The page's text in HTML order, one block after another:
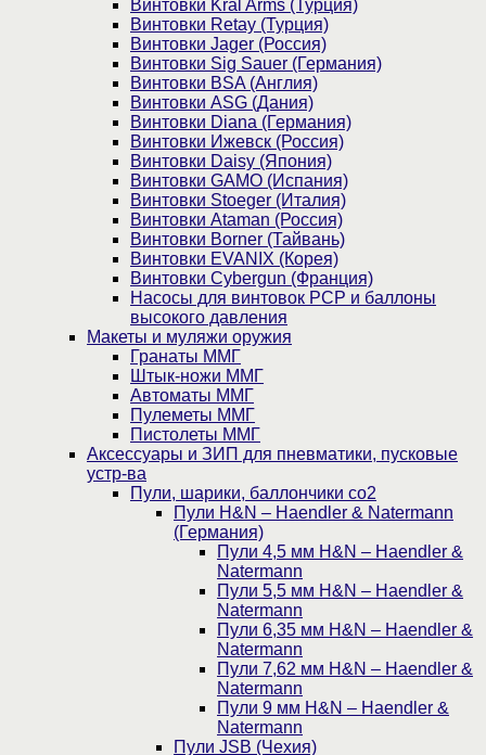
Винтовки Kral Arms (Турция)
Винтовки Retay (Турция)
Винтовки Jager (Россия)
Винтовки Sig Sauer (Германия)
Винтовки BSA (Англия)
Винтовки ASG (Дания)
Винтовки Diana (Германия)
Винтовки Ижевск (Россия)
Винтовки Daisy (Япония)
Винтовки GAMO (Испания)
Винтовки Stoeger (Италия)
Винтовки Ataman (Россия)
Винтовки Borner (Тайвань)
Винтовки EVANIX (Корея)
Винтовки Cybergun (Франция)
Насосы для винтовок PCP и баллоны
высокого давления
Макеты и муляжи оружия
Гранаты ММГ
Штык-ножи ММГ
Автоматы ММГ
Пулеметы ММГ
Пистолеты ММГ
Аксессуары и ЗИП для пневматики, пусковые
устр-ва
Пули, шарики, баллончики со2
Пули H&N – Haendler & Natermann
(Германия)
Пули 4,5 мм H&N – Haendler &
Natermann
Пули 5,5 мм H&N – Haendler &
Natermann
Пули 6,35 мм H&N – Haendler &
Natermann
Пули 7,62 мм H&N – Haendler &
Natermann
Пули 9 мм H&N – Haendler &
Natermann
Пули JSB (Чехия)